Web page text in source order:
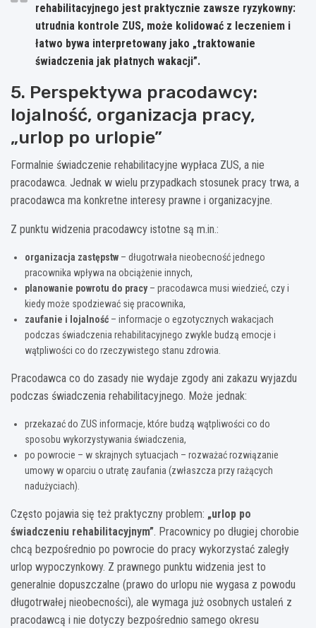
rehabilitacyjnego jest praktycznie zawsze ryzykowny:
utrudnia kontrole ZUS, może kolidować z leczeniem i
łatwo bywa interpretowany jako „traktowanie
świadczenia jak płatnych wakacji”.
5. Perspektywa pracodawcy:
lojalność, organizacja pracy,
„urlop po urlopie”
Formalnie świadczenie rehabilitacyjne wypłaca ZUS, a nie
pracodawca. Jednak w wielu przypadkach stosunek pracy trwa, a
pracodawca ma konkretne interesy prawne i organizacyjne.
Z punktu widzenia pracodawcy istotne są m.in.:
organizacja zastępstw – długotrwała nieobecność jednego
pracownika wpływa na obciążenie innych,
planowanie powrotu do pracy– pracodawca musi wiedzieć, czy i
kiedy może spodziewać się pracownika,
zaufanie i lojalność – informacje o egzotycznych wakacjach
podczas świadczenia rehabilitacyjnego zwykle budzą emocje i
wątpliwości co do rzeczywistego stanu zdrowia.
Pracodawca co do zasady nie wydaje zgody ani zakazu wyjazdu
podczas świadczenia rehabilitacyjnego. Może jednak:
przekazać do ZUS informacje, które budzą wątpliwości co do
sposobu wykorzystywania świadczenia,
po powrocie – w skrajnych sytuacjach – rozważać rozwiązanie
umowy w oparciu o utratę zaufania (zwłaszcza przy rażących
nadużyciach).
Często pojawia się też praktyczny problem: „urlop po
świadczeniu rehabilitacyjnym”. Pracownicy po długiej chorobie
chcą bezpośrednio po powrocie do pracy wykorzystać zaległy
urlop wypoczynkowy. Z prawnego punktu widzenia jest to
generalnie dopuszczalne (prawo do urlopu nie wygasa z powodu
długotrwałej nieobecności), ale wymaga już osobnych ustaleń z
pracodawcą i nie dotyczy bezpośrednio samego okresu